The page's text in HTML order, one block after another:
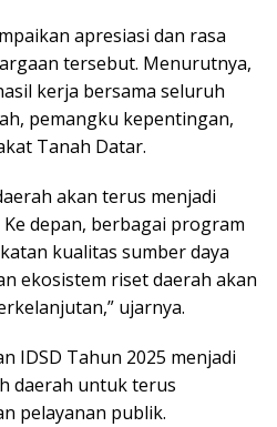
apresiasi dan rasa
tersebut. Menurutnya,
kerja bersama seluruh
pemangku kepentingan,
Tanah Datar.
akan terus menjadi
depan, berbagai program
kualitas sumber daya
ekosistem riset daerah akan
ujarnya.
IDSD Tahun 2025 menjadi
daerah untuk terus
pelayanan publik.